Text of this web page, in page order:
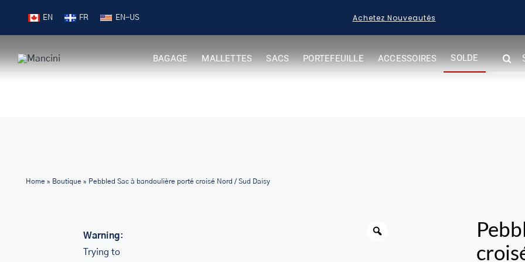
EN FR
Livraison gratuite pour les commandes 99 $ + Achetez Nouveautés
BAGAGE MALLETTES SACS PORTEFEUILLE ACCESSOIRES SOLDE
FOR:
Home» Boutique» Pebbled Sac à bandoulière porté croisé Nord / Sud Daisy
Warning:
Trying to